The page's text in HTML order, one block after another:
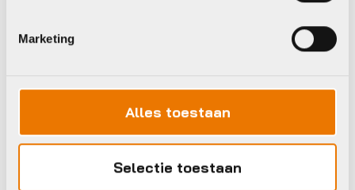
Marketing
Alles toestaan
Selectie toestaan
Dubbele tas achter
Unknown GAZELLE